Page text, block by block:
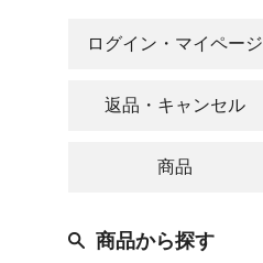
ログイン・マイページ
返品・キャンセル
商品
商品から探す